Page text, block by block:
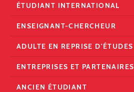
ÉTUDIANT INTERNATIONAL
ENSEIGNANT-CHERCHEUR
ADULTE EN REPRISE D'ÉTUDES
ENTREPRISES ET PARTENAIRES
ANCIEN ÉTUDIANT